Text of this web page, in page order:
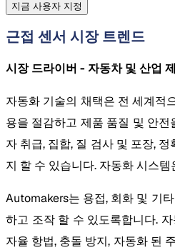
지금 사용자 지정
근접 센서 시장 트렌드
시장 드라이버 - 자동차 및 산업
자동화 기술의 채택은 전 세계적
용을 절감하고 제품 품질 및 안
자 취급, 집합, 질 검사 및 포장,
지 할 수 있습니다. 자동화 시스
Automakers는 용접, 회화 및 기
하고 조작 할 수 있도록합니다.
자율 항법, 충돌 방지, 자동화 된